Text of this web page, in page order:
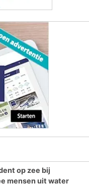
op zee bij
mensen uit water